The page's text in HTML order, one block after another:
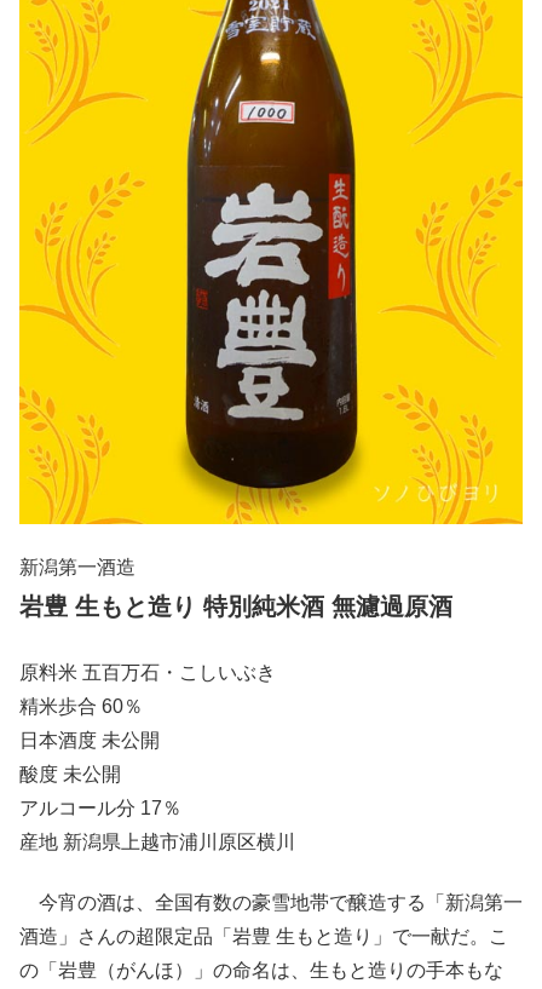
新潟第一酒造
岩豊 生もと造り 特別純米酒 無濾過原酒
原料米 五百万石・こしいぶき
精米歩合 60％
日本酒度 未公開
酸度 未公開
アルコール分 17％
産地 新潟県上越市浦川原区横川
今宵の酒は、全国有数の豪雪地帯で醸造する「新潟第一
酒造」さんの超限定品「岩豊 生もと造り」で一献だ。こ
の「岩豊（がんほ）」の命名は、生もと造りの手本もな